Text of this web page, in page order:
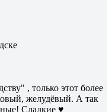
, только этот более
желудёвый. А так
Сладкие ♥️